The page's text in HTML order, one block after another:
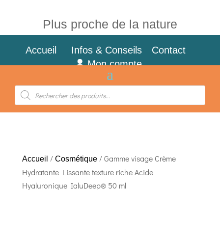
Plus proche de la nature
Accueil Infos & Conseils
Contact
Mon compte
Recherche
produits
Accueil / Cosmétique/ Gamme visage Crème
Hydratante Lissante texture riche Acide
Hyaluronique IaluDeep® 50 ml